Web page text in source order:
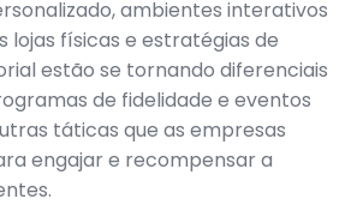
ambientes interativos
lojas físicas e estratégias de
estão se tornando diferenciais
de fidelidade e eventos
táticas que as empresas
engajar e recompensar a